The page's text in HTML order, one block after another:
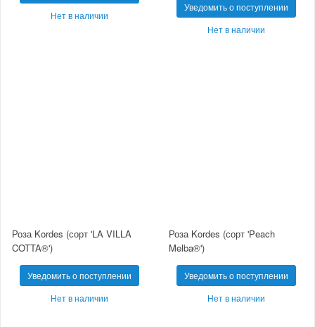
Нет в наличии
Уведомить о поступлении
Нет в наличии
Роза Kordes (сорт 'LA VILLA
COTTA®')
Уведомить о поступлении
Нет в наличии
Роза Kordes (сорт 'Peach
Melba®')
Уведомить о поступлении
Нет в наличии